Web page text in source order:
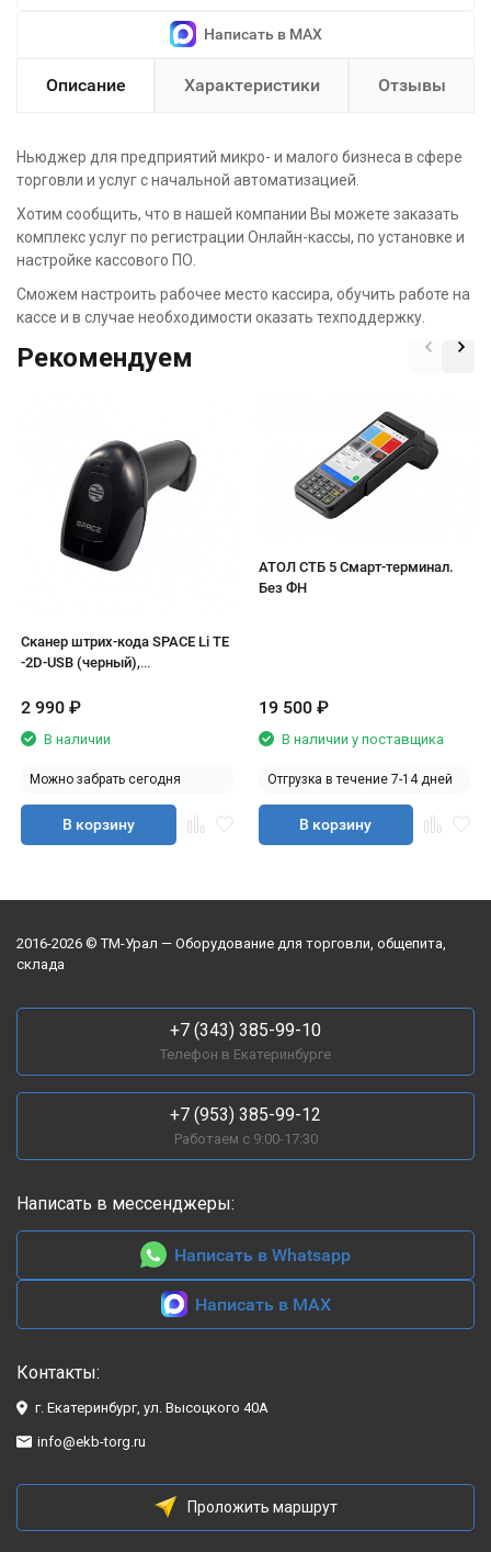
Написать в MAX
Описание Характеристики Отзывы
Ньюджер для предприятий микро- и малого бизнеса в сфере
торговли и услуг с начальной автоматизацией.
Хотим сообщить, что в нашей компании Вы можете заказать
комплекс услуг по регистрации Онлайн-кассы, по установке и
настройке кассового ПО.
Сможем настроить рабочее место кассира, обучить работе на
кассе и в случае необходимости оказать техподдержку.
Рекомендуем
Сканер штрих-кода SPACE Li TE
-2D-USB (черный),
2 990 ₽
В наличии
Можно забрать сегодня
В корзину
АТОЛ СТБ 5 Смарт-терминал.
Без ФН
19 500 ₽
В наличии у поставщика
Отгрузка в течение 7-14 дней
В корзину
2016-2026 © ТМ-Урал — Оборудование для торговли, общепита,
склада
+7 (343) 385-99-10
Телефон в Екатеринбурге
+7 (953) 385-99-12
Работаем с 9:00-17:30
Написать в мессенджеры:
Написать в Whatsapp
Написать в MAX
Контакты:
г. Екатеринбург, ул. Высоцкого 40А
info@ekb-torg.ru
Проложить маршрут